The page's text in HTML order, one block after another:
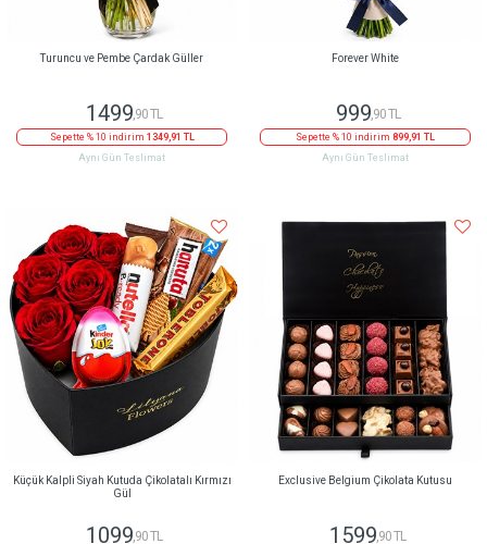
Turuncu ve Pembe Çardak Güller
1499 ,90 TL
Sepette % 10 indirim 1349,91 TL
Aynı Gün Teslimat
Forever White
999,90 TL
Sepette % 10 indirim 899,91 TL
Aynı Gün Teslimat
Küçük Kalpli Siyah Kutuda Çikolatalı Kırmızı
Gül
1099,90 TL
Exclusive Belgium Çikolata Kutusu
1599,90 TL